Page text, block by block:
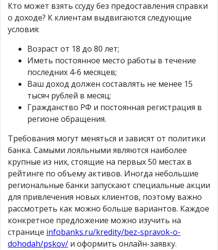
Кто может взять ссуду без предоставления справки
о доходе? К клиентам выдвигаются следующие
условия:
Возраст от 18 до 80 лет;
Иметь постоянное место работы в течение
последних 4-6 месяцев;
Ваш доход должен составлять не менее 15
тысяч рублей в месяц;
Гражданство РФ и постоянная регистрация в
регионе обращения.
Требования могут меняться и зависят от политики
банка. Самыми лояльными являются наиболее
крупные из них, стоящие на первых 50 местах в
рейтинге по объему активов. Иногда небольшие
региональные банки запускают специальные акции
для привлечения новых клиентов, поэтому важно
рассмотреть как можно больше вариантов. Каждое
конкретное предложение можно изучить на
странице infobanks.ru/kredity/bez-spravok-o-
dohodah/pskov/ и оформить онлайн-заявку.